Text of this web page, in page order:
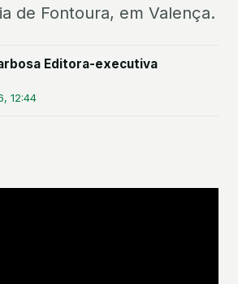
de Fontoura, em Valença.
Editora-executiva
12:44